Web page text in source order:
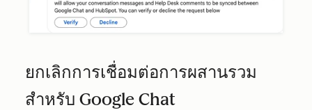
ยกเลิกการเชื่อมต่อการผสานรวม
สำหรับ Google Chat